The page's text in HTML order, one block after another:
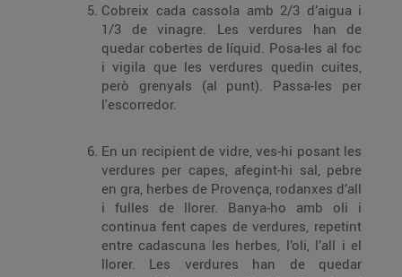
Cobreix cada cassola amb 2/3 d’aigua i
1/3 de vinagre. Les verdures han de
quedar cobertes de líquid. Posa-les al foc
i vigila que les verdures quedin cuites,
però grenyals (al punt). Passa-les per
l'escorredor.
En un recipient de vidre, ves-hi posant les
verdures per capes, afegint-hi sal, pebre
en gra, herbes de Provença, rodanxes d’all
i fulles de llorer. Banya-ho amb oli i
continua fent capes de verdures, repetint
entre cadascuna les herbes, l’oli, l’all i el
llorer. Les verdures han de quedar